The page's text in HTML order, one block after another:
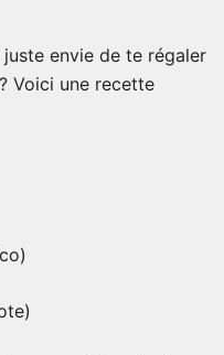
envie de te régaler
Voici une recette